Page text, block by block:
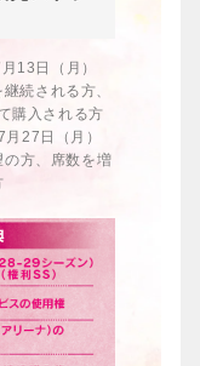
13日（月）
続される方、
購入される方
27日（月）
の方、席数を増